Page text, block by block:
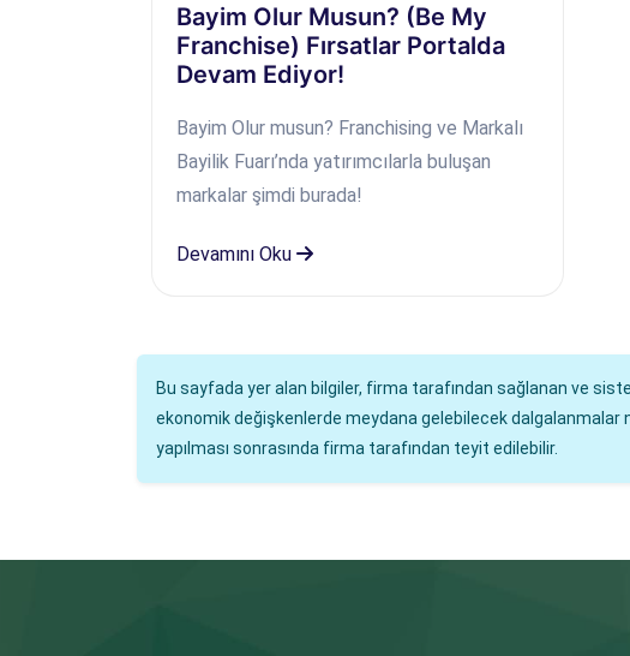
Bayim Olur Musun? (Be My
Franchise) Fırsatlar Portalda
Devam Ediyor!
Bayim Olur musun? Franchising ve Markalı
Bayilik Fuarı’nda yatırımcılarla buluşan
markalar şimdi burada!
Devamını Oku
Bu sayfada yer alan bilgiler, firma tarafından sağlanan ve
ekonomik değişkenlerde meydana gelebilecek dalgalanmalar
yapılması sonrasında firma tarafından teyit edilebilir.